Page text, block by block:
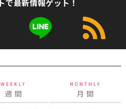
で最新情報ゲット！
WEEKLY
週 間
MONTHLY
月 間